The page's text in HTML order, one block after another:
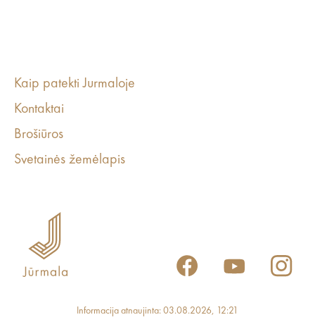
Kaip patekti Jurmaloje
Kontaktai
Brošiūros
Svetainės žemėlapis
Informacija atnaujinta: 03.08.2026, 12:21